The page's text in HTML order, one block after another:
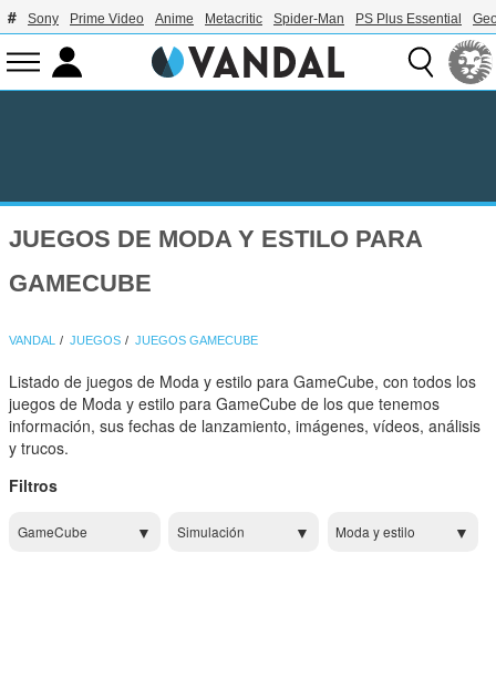
Sony Prime Video Anime Metacritic Spider-Man PS Plus Essential
JUEGOS DE MODA Y ESTILO PARA
GAMECUBE
VANDAL JUEGOS JUEGOS GAMECUBE
Listado de juegos de Moda y estilo para GameCube, con todos los
juegos de Moda y estilo para GameCube de los que tenemos
información, sus fechas de lanzamiento, imágenes, vídeos, análisis
y trucos.
Filtros
GameCube Simulación Moda y estilo